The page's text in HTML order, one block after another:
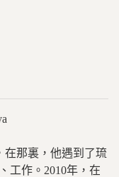
在那裏，他遇到了琉
工作。2010年，在